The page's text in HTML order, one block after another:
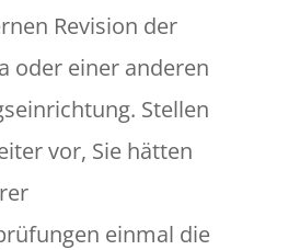
Revision der
oder einer anderen
Stellen
vor, Sie hätten
einmal die